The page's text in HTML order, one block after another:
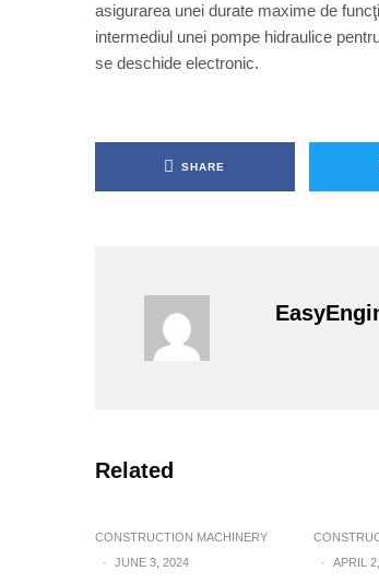
asigurarea unei durate maxime de
intermediul unei pompe hidraulice
se deschide electronic.
SHARE
Related
CONSTRUCTION MACHINERY
·
JUNE 3, 2024
·
APRIL